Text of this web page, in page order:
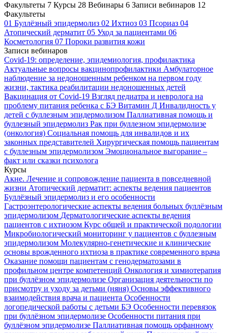
Факультеты 7 Курсы 28 Вебинары 6 Записи вебинаров 12
Факультеты
01 Буллёзный эпидермолиз 02 Ихтиоз 03 Псориаз 04
Атопический дерматит 05 Уход за пациентами 06
Косметология 07 Пороки развития кожи
Записи вебинаров
Covid-19: определение, эпидемиология, профилактика
Актуальные вопросы вакцинопрофилактики Амбулаторное
наблюдение за недоношенным ребенком на первом году
жизни, тактика реабилитации недоношенных детей
Вакцинация от Covid-19 Взгляд педиатра и невролога на
проблему питания ребенка с БЭ Витамин Д Инвалидность у
детей с буллезным эпидермолизом Паллиативная помощь и
буллезный эпидермолиз Рак при буллезном эпидермолизе
(онкология) Социальная помощь для инвалидов и их
законных представителей Хирургическая помощь пациентам
с буллезным эпидермолизом Эмоциональное выгорание –
факт или сказки психолога
Курсы
Акне. Лечение и сопровождение пациента в повседневной
жизни Атопический дерматит: аспекты ведения пациентов
Буллёзный эпидермолиз и его особенности
Гастроэнтерологические аспекты ведения больных буллёзным
эпидермолизом Дерматологические аспекты ведения
пациентов с ихтиозом Курс общей и практической подологии
Микробиологический мониторинг у пациентов с буллезным
эпидермолизом Молекулярно-генетические и клинические
основы врожденного ихтиоза в практике современного врача
Оказание помощи пациентам с генодерматозами в
профильном центре компетенций Онкология и химиотерапия
при буллёзном эпидермолизе Организация деятельности по
присмотру и уходу за детьми (няня) Основы эффективного
взаимодействия врача и пациента Особенности
логопедической работы с детьми БЭ Особенности перевязок
при буллёзном эпидермолизе Особенности питания при
буллёзном эпидермолизе Паллиативная помощь орфанному